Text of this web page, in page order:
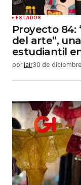
ESTADOS
Proyecto 84:
del arte”,
estudiantil
por jair30 de diciembre